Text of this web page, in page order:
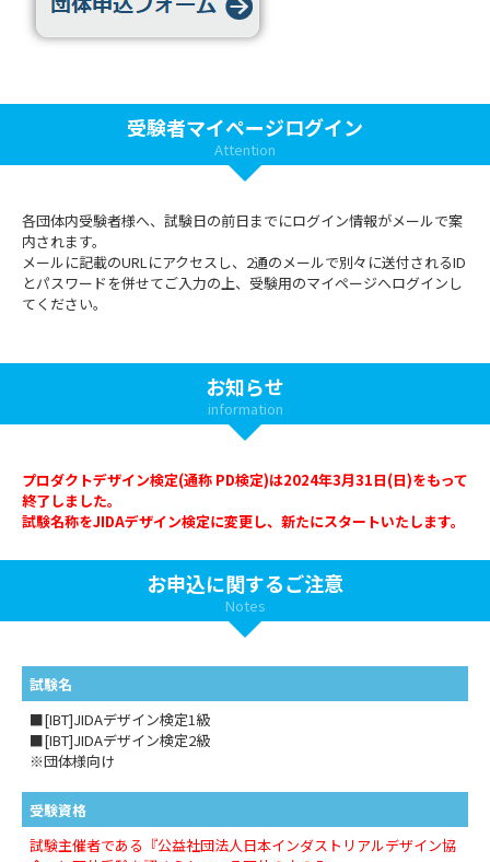
受験者マイページログイン
Attention
各団体内受験者様へ、試験日の前日までにログイン情報がメールで案
内されます。
メールに記載のURLにアクセスし、2通のメールで別々に送付されるID
とパスワードを併せてご入力の上、受験用のマイページへログインし
てください。
お知らせ
information
プロダクトデザイン検定(通称 PD検定)は2024年3月31日(日)をもって
終了しました。
試験名称をJIDAデザイン検定に変更し、新たにスタートいたします。
お申込に関するご注意
Notes
試験名
■[IBT]JIDAデザイン検定1級
■[IBT]JIDAデザイン検定2級
※団体様向け
受験資格
試験主催者である『公益社団法人日本インダストリアルデザイン協